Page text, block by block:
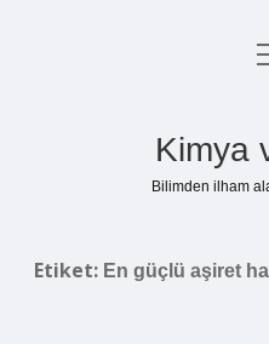
Kimya
Bilimden ilham
Etiket: En güçlü aşiret